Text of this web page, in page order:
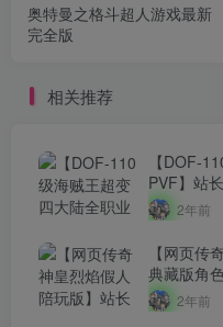
奥特曼之格斗超人游戏最新
完全版
相关推荐
【DOF-
PVF】站
幻端游-
源码视频
端！
2年前
【网页传
典藏版角
日最新打
GM工具！
2年前